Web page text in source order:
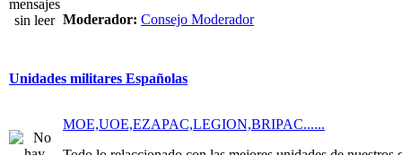
Moderador: Consejo Moderador
Unidades militares Españolas
MOE,UOE,EZAPAC,LEGION,BRIPAC......